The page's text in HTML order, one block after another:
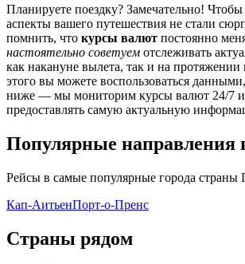
Планируете поездку? Замечательно!
аспекты вашего путешествия не стали
помнить, что курсы валют постоянно
настоятельно советуем отслеживать
как накануне вылета, так и на протяжении
этого вы можете воспользоваться
ниже — мы мониторим курсы валют 24/7 и
предоставлять самую актуальную
Популярные направления
Рейсы в самые популярные города страны
Кап-АитьенПорт-о-Пренс
Страны рядом